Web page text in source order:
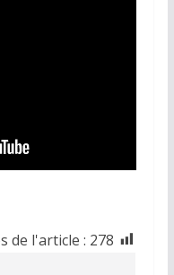
de l'article : 278